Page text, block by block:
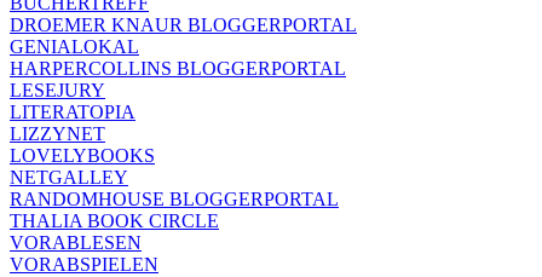
DROEMER KNAUR BLOGGERPORTAL
GENIALOKAL
HARPERCOLLINS BLOGGERPORTAL
LESEJURY
LITERATOPIA
LIZZYNET
LOVELYBOOKS
NETGALLEY
RANDOMHOUSE BLOGGERPORTAL
THALIA BOOK CIRCLE
VORABLESEN
VORABSPIELEN